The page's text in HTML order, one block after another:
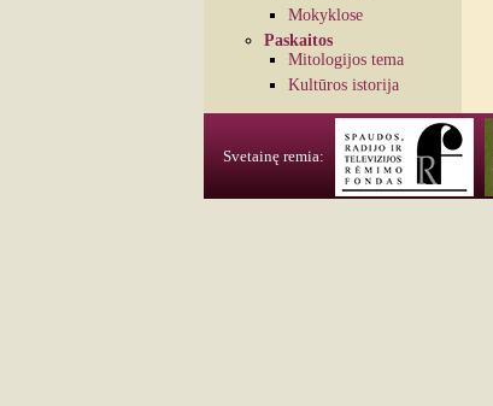
Mokyklose
Paskaitos
Mitologijos tema
Kultūros istorija
Svetainę remia: